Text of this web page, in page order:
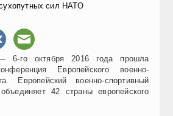
сил НАТО
го октября 2016 года прошла
Европейского военно-
Европейский военно-спортивный
42 страны европейского